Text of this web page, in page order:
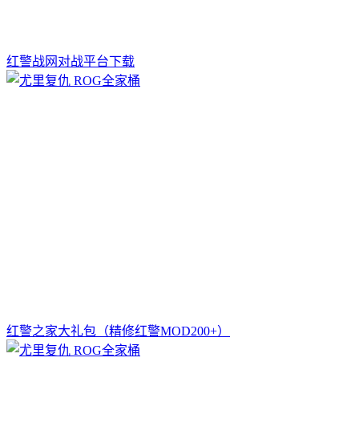
红警战网对战平台下载
红警之家大礼包（精修红警MOD200+）